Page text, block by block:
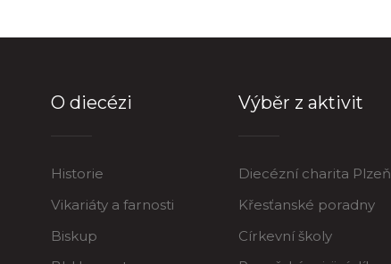
O diecézi
Historie
Vikariáty a farnosti
Biskup
Výběr z aktivit
Diecézní charita Plzeň
Křesťanské poradny
Církevní školy